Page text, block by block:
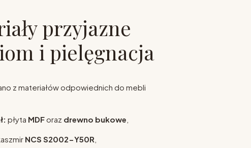
przyjazne
i pielęgnacja
z materiałów odpowiednich do mebli
płyta MDForaz drewno bukowe
NCS S2002-Y50R